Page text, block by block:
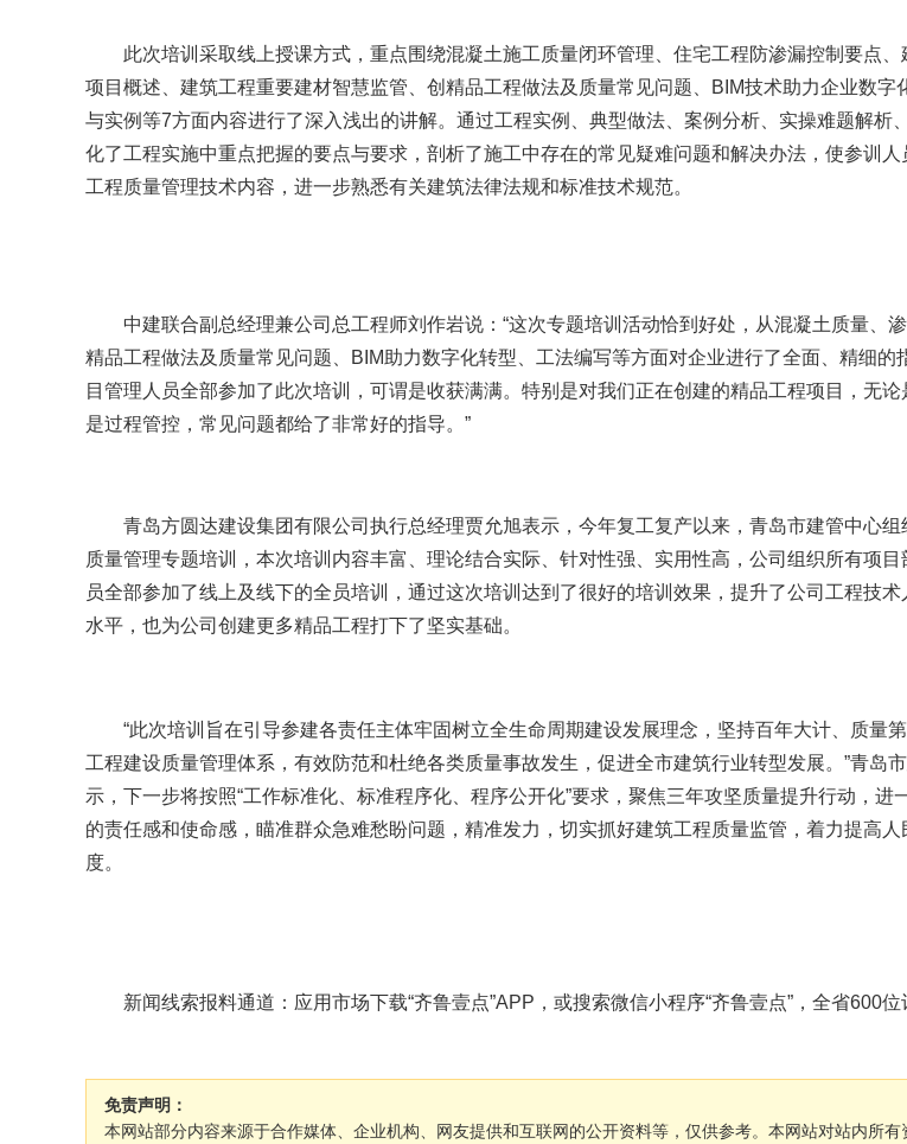
此次培训采取线上授课方式，重点围绕混凝土施工质量闭环管理、住宅工程防渗漏控制要点、
项目概述、建筑工程重要建材智慧监管、创精品工程做法及质量常见问题、BIM技术助力企业数字
与实例等7方面内容进行了深入浅出的讲解。通过工程实例、典型做法、案例分析、实操难题解析
化了工程实施中重点把握的要点与要求，剖析了施工中存在的常见疑难问题和解决办法，使参训
工程质量管理技术内容，进一步熟悉有关建筑法律法规和标准技术规范。
中建联合副总经理兼公司总工程师刘作岩说：“这次专题培训活动恰到好处，从混凝土质量、渗
精品工程做法及质量常见问题、BIM助力数字化转型、工法编写等方面对企业进行了全面、精细的
目管理人员全部参加了此次培训，可谓是收获满满。特别是对我们正在创建的精品工程项目，无
是过程管控，常见问题都给了非常好的指导。”
青岛方圆达建设集团有限公司执行总经理贾允旭表示，今年复工复产以来，青岛市建管中心组
质量管理专题培训，本次培训内容丰富、理论结合实际、针对性强、实用性高，公司组织所有项目
员全部参加了线上及线下的全员培训，通过这次培训达到了很好的培训效果，提升了公司工程技
水平，也为公司创建更多精品工程打下了坚实基础。
“此次培训旨在引导参建各责任主体牢固树立全生命周期建设发展理念，坚持百年大计、质量
工程建设质量管理体系，有效防范和杜绝各类质量事故发生，促进全市建筑行业转型发展。”青岛
示，下一步将按照“工作标准化、标准程序化、程序公开化”要求，聚焦三年攻坚质量提升行动，进
的责任感和使命感，瞄准群众急难愁盼问题，精准发力，切实抓好建筑工程质量监管，着力提高
度。
新闻线索报料通道：应用市场下载“齐鲁壹点”APP，或搜索微信小程序“齐鲁壹点”，全省600位
免责声明：
本网站部分内容来源于合作媒体、企业机构、网友提供和互联网的公开资料等，仅供参考。本网站对站内所